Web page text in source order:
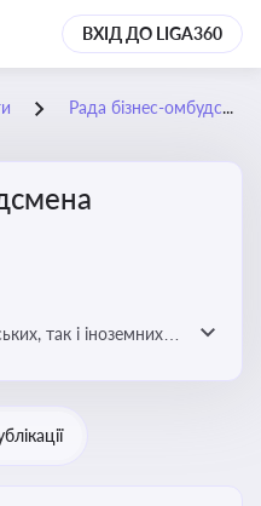
ВХІД ДО LIGA360
Рада бізнес-омбудсмена
так і іноземних